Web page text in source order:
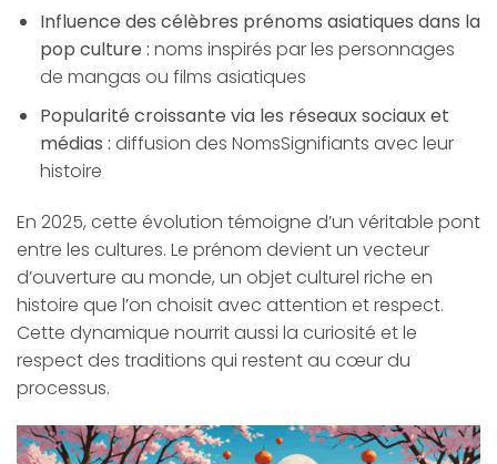
Influence des célèbres prénoms asiatiques dans la
pop culture : noms inspirés par les personnages
de mangas ou films asiatiques
Popularité croissante via les réseaux sociaux et
médias : diffusion des NomsSignifiants avec leur
histoire
En 2025, cette évolution témoigne d’un véritable pont
entre les cultures. Le prénom devient un vecteur
d’ouverture au monde, un objet culturel riche en
histoire que l’on choisit avec attention et respect.
Cette dynamique nourrit aussi la curiosité et le
respect des traditions qui restent au cœur du
processus.